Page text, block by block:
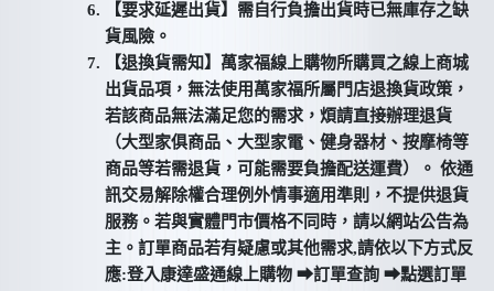
【要求延遲出貨】需自行負擔出貨時已無庫存之缺
貨風險。
【退換貨需知】萬家福線上購物所購買之線上商城
出貨品項，無法使用萬家福所屬門店退換貨政策，
若該商品無法滿足您的需求，煩請直接辦理退貨
（大型家俱商品、大型家電、健身器材、按摩椅等
商品等若需退貨，可能需要負擔配送運費）。 依通
訊交易解除權合理例外情事適用準則，不提供退貨
服務。若與實體門市價格不同時，請以網站公告為
主。訂單商品若有疑慮或其他需求,請依以下方式反
應:登入康達盛通線上購物 ⮕訂單查詢 ⮕點選訂單